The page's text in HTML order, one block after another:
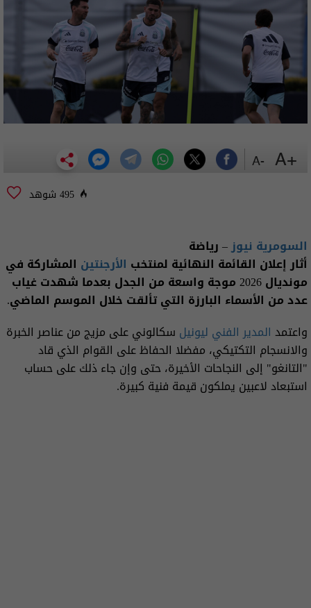
495 شوهد
السومرية نيوز– رياضة
أثار إعلان القائمة النهائية لمنتخب الأرجنتين المشاركة في
مونديال 2026 موجة واسعة من الجدل بعدما شهدت غياب
عدد من الأسماء البارزة التي تألقت خلال الموسم الماضي.
واعتمد المدير الفني ليونيل سكالوني على مزيج من عناصر الخبرة
والانسجام التكتيكي، مفضلا الحفاظ على القوام الذي قاد
"التانغو" إلى النجاحات الأخيرة، حتى وإن جاء ذلك على حساب
استبعاد لاعبين يملكون قيمة فنية كبيرة.
+A
-A